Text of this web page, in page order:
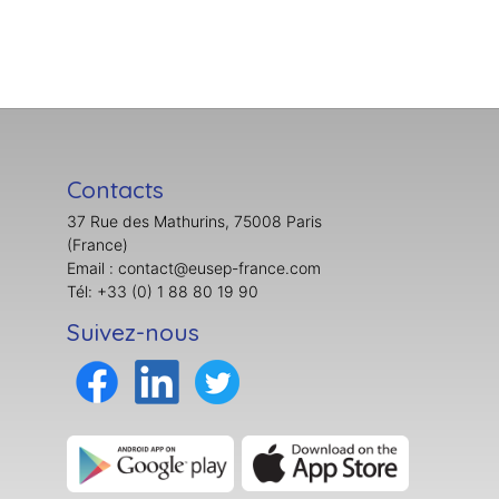
Contacts
37 Rue des Mathurins, 75008 Paris
(France)
Email : contact@eusep-france.com
Tél: +33 (0) 1 88 80 19 90
Suivez-nous